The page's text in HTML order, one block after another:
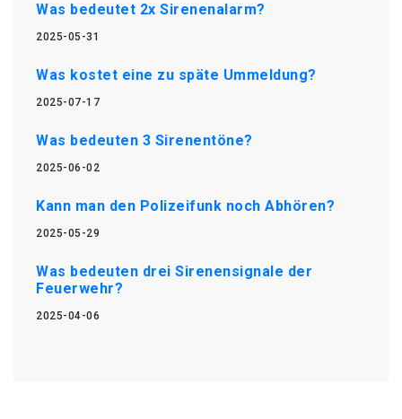
Was bedeutet 2x Sirenenalarm?
2025-05-31
Was kostet eine zu späte Ummeldung?
2025-07-17
Was bedeuten 3 Sirenentöne?
2025-06-02
Kann man den Polizeifunk noch Abhören?
2025-05-29
Was bedeuten drei Sirenensignale der
Feuerwehr?
2025-04-06